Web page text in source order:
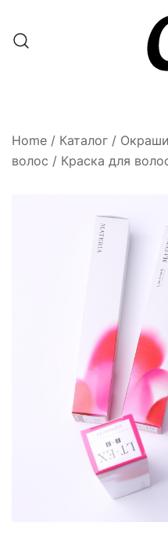
content
Home / Каталог /
волос / Краска для